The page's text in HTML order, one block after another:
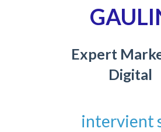
Expert
Digital
intervient